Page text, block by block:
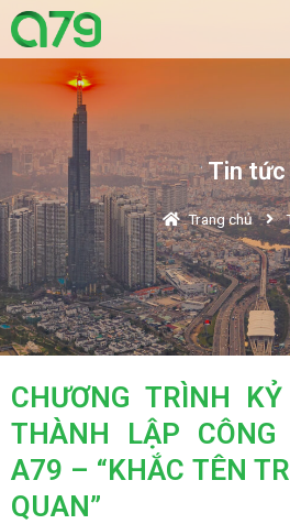
Tin tức
Trang chủ
CHƯƠNG TRÌNH
THÀNH LẬP
A79 – “KHẮC TÊN
QUAN”